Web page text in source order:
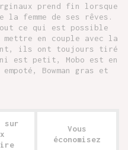
prend fin lorsque
la femme de ses rêves.
ce qui est possible
en couple avec la
ils ont toujours tiré
est petit, Mobo est en
Bowman gras et
sur
Vous
économisez